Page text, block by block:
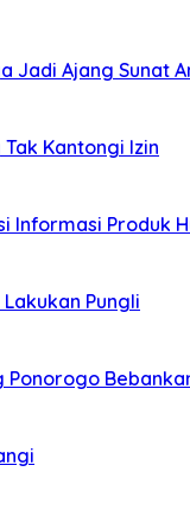
Jadi Ajang
Tak Kantongi Izin
Informasi Produk
Pungli
Ponorogo